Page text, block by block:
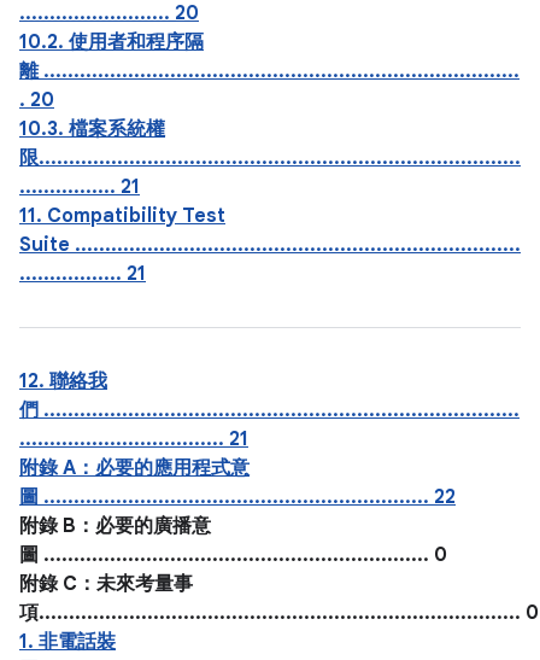
......................... 20
10.2. 使用者和程序隔
離 ...............................................................................
. 20
10.3. 檔案系統權
限................................................................................
................ 21
11. Compatibility Test
Suite ..........................................................................
................. 21
12. 聯絡我
們 ...............................................................................
.................................. 21
附錄 A：必要的應用程式意
圖 ................................................................ 22
附錄 B：必要的廣播意
圖 ................................................................ 0
附錄 C：未來考量事
項................................................................................ 0
1. 非電話裝